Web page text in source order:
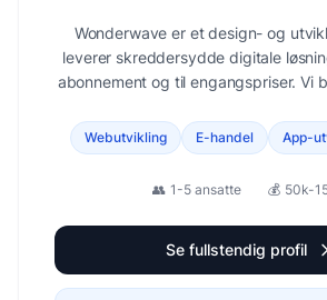
Wonderwave er et design- og
leverer skreddersydde digitale
abonnement og til engangspriser. Vi
support og løpende forbedringer -
abonnement.
Webutvikling E-handel App-
👥 1-5 ansatte 💰 50k-
Se fullstendig profil